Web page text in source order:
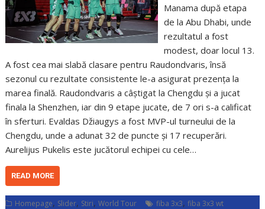
Manama după etapa
de la Abu Dhabi, unde
rezultatul a fost
modest, doar locul 13.
A fost cea mai slabă clasare pentru Raudondvaris, însă
sezonul cu rezultate consistente le-a asigurat prezența la
marea finală. Raudondvaris a câștigat la Chengdu și a jucat
finala la Shenzhen, iar din 9 etape jucate, de 7 ori s-a calificat
în sferturi. Evaldas Džiaugys a fost MVP-ul turneului de la
Chengdu, unde a adunat 32 de puncte și 17 recuperări.
Aurelijus Pukelis este jucătorul echipei cu cele…
READ MORE
Homepage, Slider, Stiri,World Tour fiba 3x3,fiba 3x3 wt